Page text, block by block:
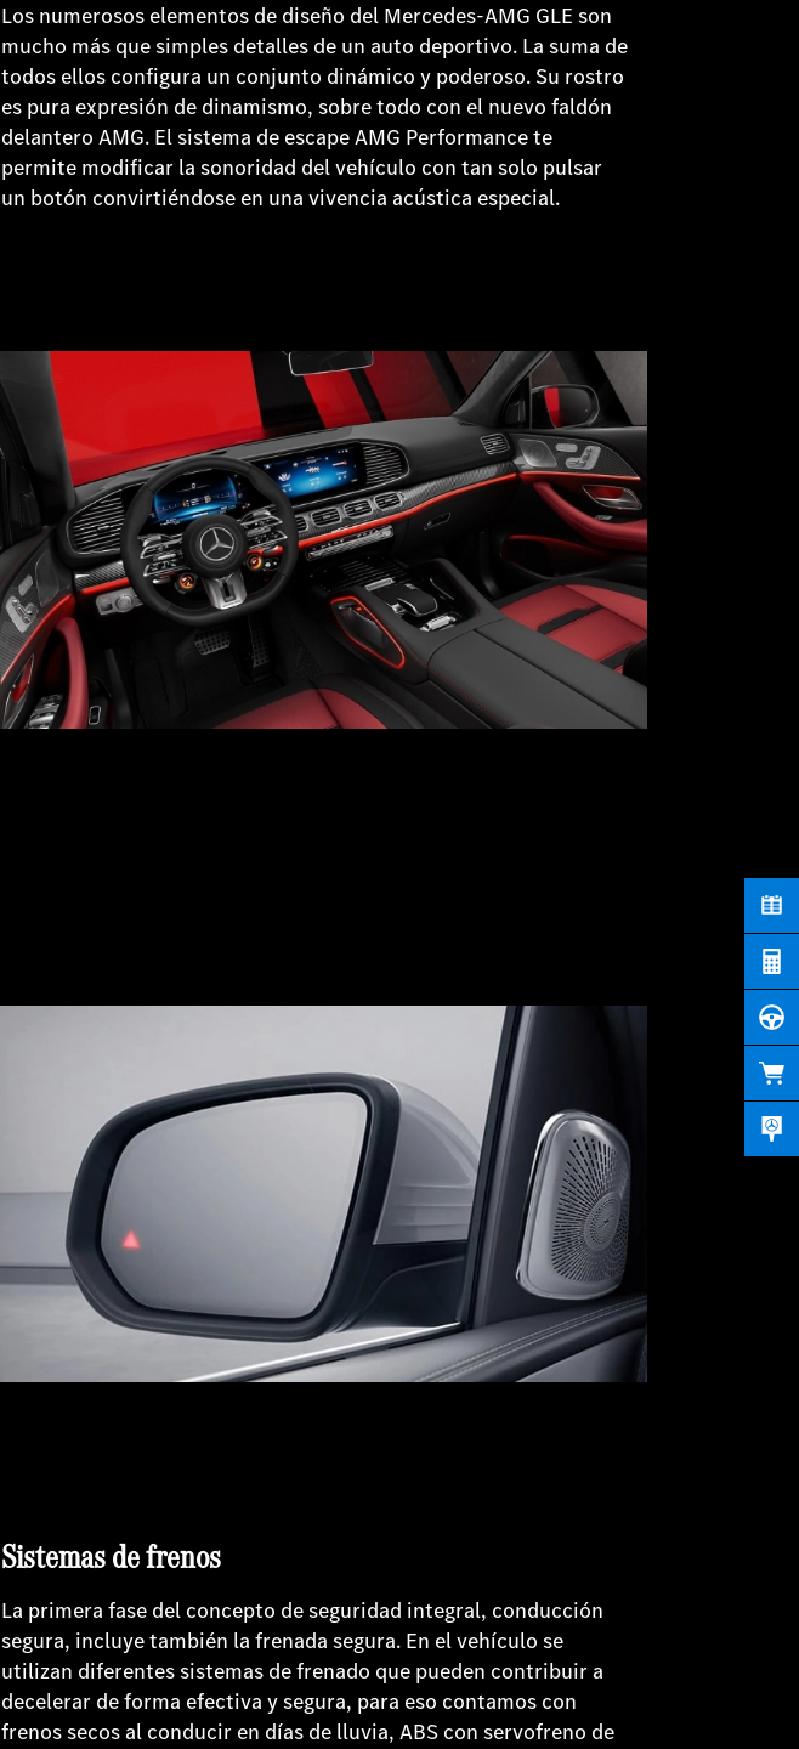
Los numerosos elementos de diseño del Mercedes-AMG GLE son
mucho más que simples detalles de un auto deportivo. La suma de
todos ellos configura un conjunto dinámico y poderoso. Su rostro
es pura expresión de dinamismo, sobre todo con el nuevo faldón
delantero AMG. El sistema de escape AMG Performance te
permite modificar la sonoridad del vehículo con tan solo pulsar
un botón convirtiéndose en una vivencia acústica especial.
Sistemas de frenos
La primera fase del concepto de seguridad integral, conducción
segura, incluye también la frenada segura. En el vehículo se
utilizan diferentes sistemas de frenado que pueden contribuir a
decelerar de forma efectiva y segura, para eso contamos con
frenos secos al conducir en días de lluvia, ABS con servofreno de